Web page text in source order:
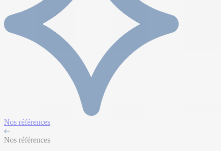
Nos références
Nos références